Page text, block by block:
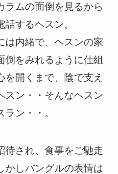
ラムの面倒を見るから
するヘスン。
は内緒で、ヘスンの家
倒をみれるように仕組
を開くまで、陰で支え
スン・・そんなヘスン
ン・・。
待され、食事をご馳走
かしバングルの表情は